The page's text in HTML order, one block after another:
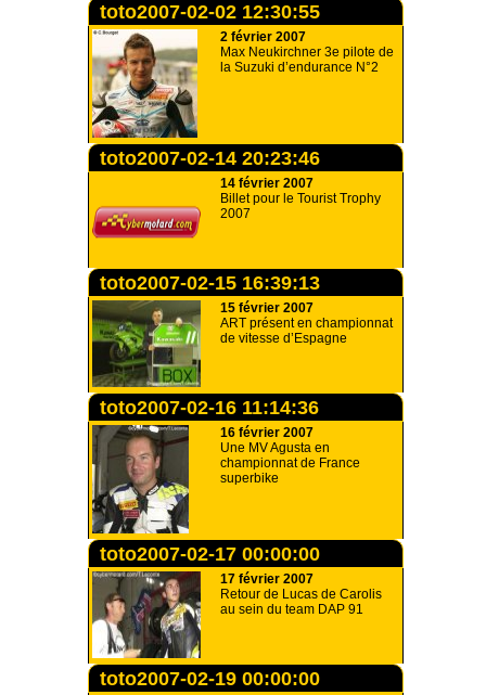
toto2007-02-02 12:30:55
2 février 2007
Max Neukirchner 3e pilote de
la Suzuki d’endurance N°2
toto2007-02-14 20:23:46
14 février 2007
Billet pour le Tourist Trophy
2007
toto2007-02-15 16:39:13
15 février 2007
ART présent en championnat
de vitesse d’Espagne
toto2007-02-16 11:14:36
16 février 2007
Une MV Agusta en
championnat de France
superbike
toto2007-02-17 00:00:00
17 février 2007
Retour de Lucas de Carolis
au sein du team DAP 91
toto2007-02-19 00:00:00